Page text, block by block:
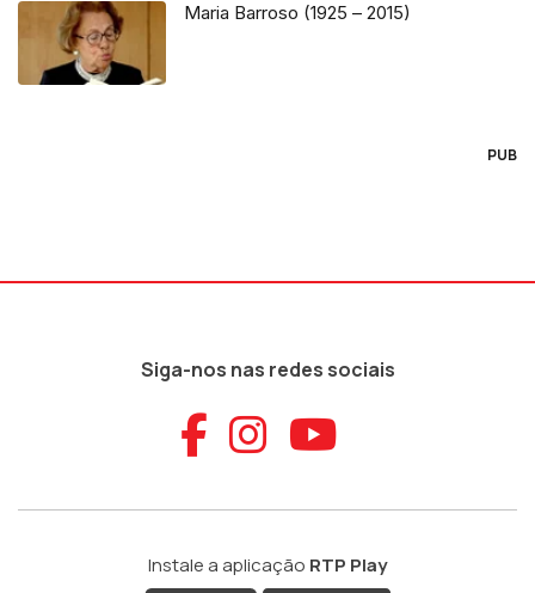
Maria Barroso (1925 – 2015)
PUB
Siga-nos nas redes sociais
Aceder ao
Aceder ao
Aceder
Instale a aplicação RTP Play